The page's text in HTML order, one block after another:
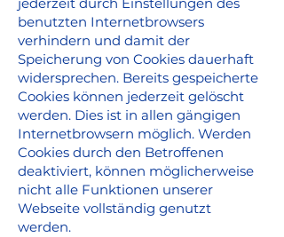
jederzeit durch Einstellungen des
benutzten Internetbrowsers
verhindern und damit der
Speicherung von Cookies dauerhaft
widersprechen. Bereits gespeicherte
Cookies können jederzeit gelöscht
werden. Dies ist in allen gängigen
Internetbrowsern möglich. Werden
Cookies durch den Betroffenen
deaktiviert, können möglicherweise
nicht alle Funktionen unserer
Webseite vollständig genutzt
werden.